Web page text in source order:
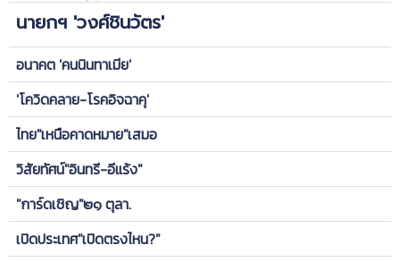
นายกฯ 'วงศ์ชินวัตร'
อนาคต 'คนนินทาเมีย'
'โควิดคลาย-โรคอิจฉาคุ'
ไทย"เหนือคาดหมาย"เสมอ
วิสัยทัศน์"อินทรี-อีแร้ง"
"การ์ดเชิญ"๒๑ ตุลา.
เปิดประเทศ"เปิดตรงไหน?"